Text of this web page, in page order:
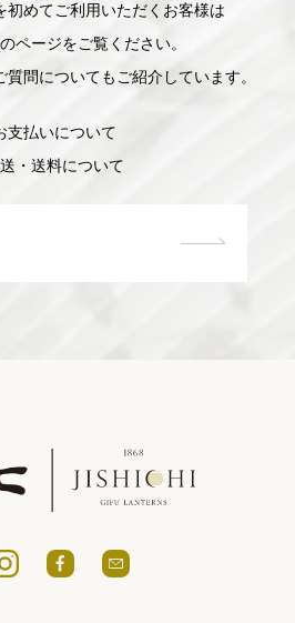
初めてご利用いただくお客様は
ページをご覧ください。
問についてもご紹介しています。
支払いについて
送・送料について